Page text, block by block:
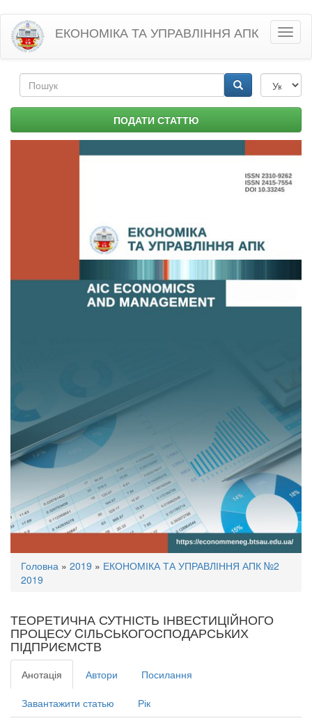
Перейти
основного
матеріалу
ЕКОНОМІКА ТА УПРАВЛІННЯ АПК
Пошукова
форма ПОДАТИ СТАТТЮ
Ви
тут
Головна » 2019 » ЕКОНОМІКА ТА УПРАВЛІННЯ АПК №2
2019
ТЕОРЕТИЧНА СУТНІСТЬ ІНВЕСТИЦІЙНОГО
ПРОЦЕСУ CІЛЬСЬКОГОСПОДАРСЬКИХ
ПІДПРИЄМСТВ
Анотація Автори Посилання
Завантажити статью Рік